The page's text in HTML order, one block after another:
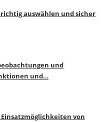
auswählen und sicher
und
und…
von